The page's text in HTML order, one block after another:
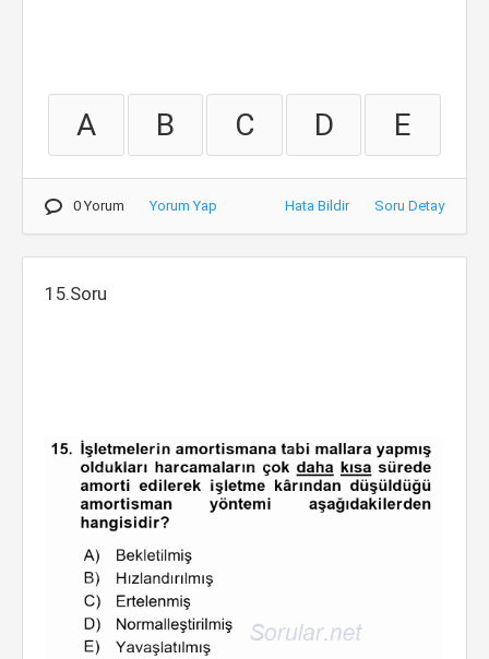
A B C D E
0 Yorum Yorum Yap Hata Bildir Soru Detay
15.Soru